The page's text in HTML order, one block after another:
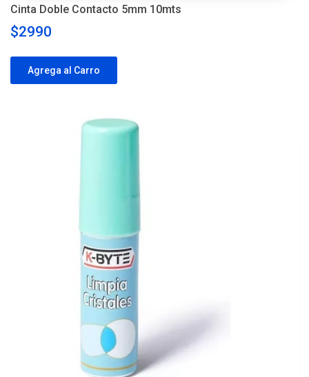
Cinta Doble Contacto 5mm 10mts
$2990
Agrega al Carro